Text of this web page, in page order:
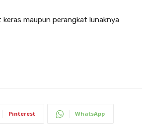
maupun perangkat lunaknya
Pinterest WhatsApp